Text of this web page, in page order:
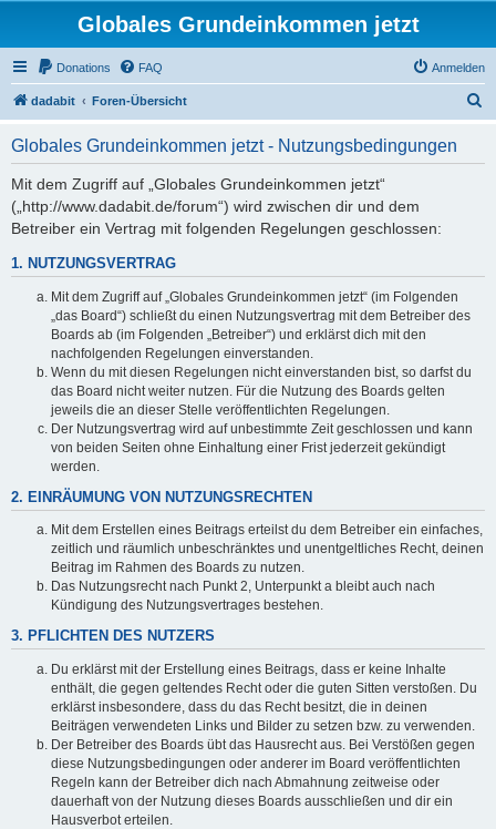
Globales Grundeinkommen jetzt
Donations FAQ Anmelden
dadabit Foren-Übersicht
Globales Grundeinkommen jetzt - Nutzungsbedingungen
Mit dem Zugriff auf „Globales Grundeinkommen jetzt“
(„http://www.dadabit.de/forum“) wird zwischen dir und dem
Betreiber ein Vertrag mit folgenden Regelungen geschlossen:
1. NUTZUNGSVERTRAG
Mit dem Zugriff auf „Globales Grundeinkommen jetzt“ (im Folgenden
„das Board“) schließt du einen Nutzungsvertrag mit dem Betreiber des
Boards ab (im Folgenden „Betreiber“) und erklärst dich mit den
nachfolgenden Regelungen einverstanden.
Wenn du mit diesen Regelungen nicht einverstanden bist, so darfst du
das Board nicht weiter nutzen. Für die Nutzung des Boards gelten
jeweils die an dieser Stelle veröffentlichten Regelungen.
Der Nutzungsvertrag wird auf unbestimmte Zeit geschlossen und kann
von beiden Seiten ohne Einhaltung einer Frist jederzeit gekündigt
werden.
2. EINRÄUMUNG VON NUTZUNGSRECHTEN
Mit dem Erstellen eines Beitrags erteilst du dem Betreiber ein einfaches,
zeitlich und räumlich unbeschränktes und unentgeltliches Recht, deinen
Beitrag im Rahmen des Boards zu nutzen.
Das Nutzungsrecht nach Punkt 2, Unterpunkt a bleibt auch nach
Kündigung des Nutzungsvertrages bestehen.
3. PFLICHTEN DES NUTZERS
Du erklärst mit der Erstellung eines Beitrags, dass er keine Inhalte
enthält, die gegen geltendes Recht oder die guten Sitten verstoßen. Du
erklärst insbesondere, dass du das Recht besitzt, die in deinen
Beiträgen verwendeten Links und Bilder zu setzen bzw. zu verwenden.
Der Betreiber des Boards übt das Hausrecht aus. Bei Verstößen gegen
diese Nutzungsbedingungen oder anderer im Board veröffentlichten
Regeln kann der Betreiber dich nach Abmahnung zeitweise oder
dauerhaft von der Nutzung dieses Boards ausschließen und dir ein
Hausverbot erteilen.